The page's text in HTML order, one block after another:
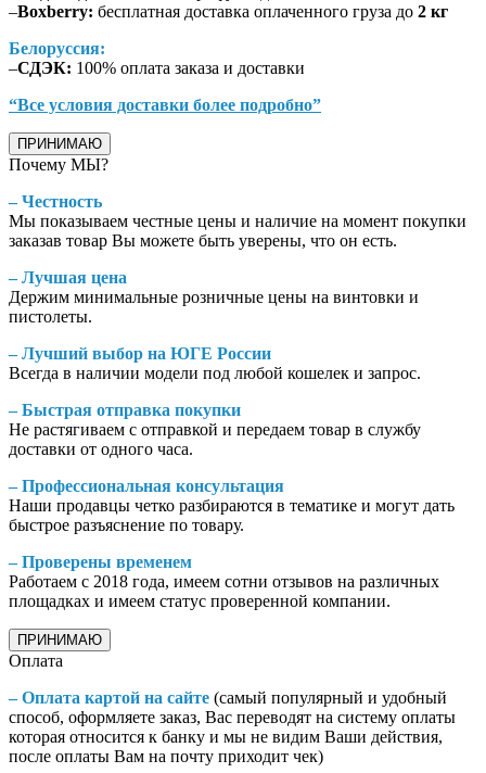
–Boxberry: бесплатная доставка оплаченного груза до 2 кг
Белоруссия:
–СДЭК: 100% оплата заказа и доставки
“Все условия доставки более подробно”
ПРИНИМАЮ
Почему МЫ?
– Честность
Мы показываем честные цены и наличие на момент покупки
заказав товар Вы можете быть уверены, что он есть.
– Лучшая цена
Держим минимальные розничные цены на винтовки и
пистолеты.
– Лучший выбор на ЮГЕ России
Всегда в наличии модели под любой кошелек и запрос.
– Быстрая отправка покупки
Не растягиваем с отправкой и передаем товар в службу
доставки от одного часа.
– Профессиональная консультация
Наши продавцы четко разбираются в тематике и могут дать
быстрое разъяснение по товару.
– Проверены временем
Работаем с 2018 года, имеем сотни отзывов на различных
площадках и имеем статус проверенной компании.
ПРИНИМАЮ
Оплата
– Оплата картой на сайте (самый популярный и удобный
способ, оформляете заказ, Вас переводят на систему оплаты
которая относится к банку и мы не видим Ваши действия,
после оплаты Вам на почту приходит чек)